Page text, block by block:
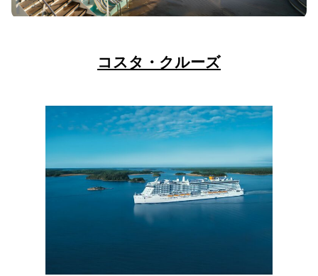
コスタ・クルーズ